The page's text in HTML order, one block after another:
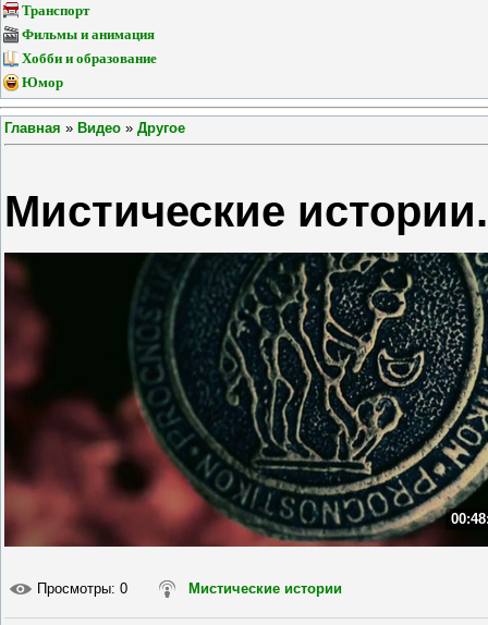
Транспорт
Фильмы и анимация
Хобби и образование
Юмор
Главная » Видео » Другое
Мистические
Просмотры: 0 Мистические истории